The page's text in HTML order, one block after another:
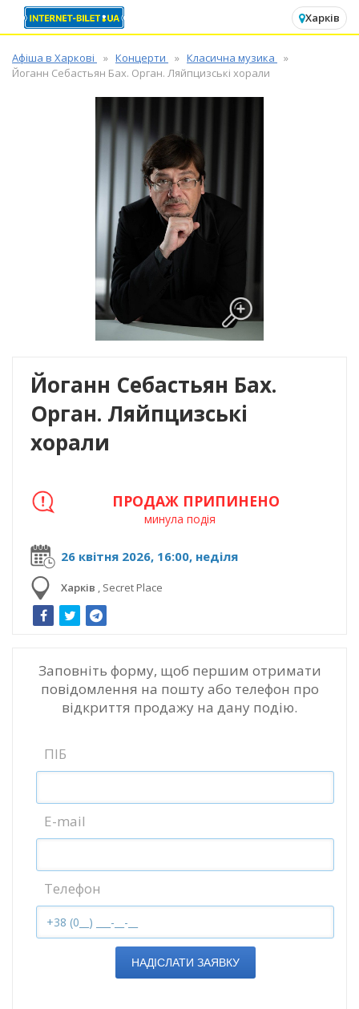
Харків
Афіша в Харкові Концерти
Класична музика
Йоганн Себастьян Бах. Орган. Ляйпцизські хорали
Йоганн Себастьян Бах.
Орган. Ляйпцизські
хорали
26 квітня 2026, 16:00, неділя
Харків , Secret Place
ПРОДАЖ ПРИПИНЕНО
минула подія
Заповніть форму, щоб першим отримати
повідомлення на пошту або телефон про
відкриття продажу на дану подію.
ПІБ
E-mail
Телефон
НАДІСЛАТИ ЗАЯВКУ